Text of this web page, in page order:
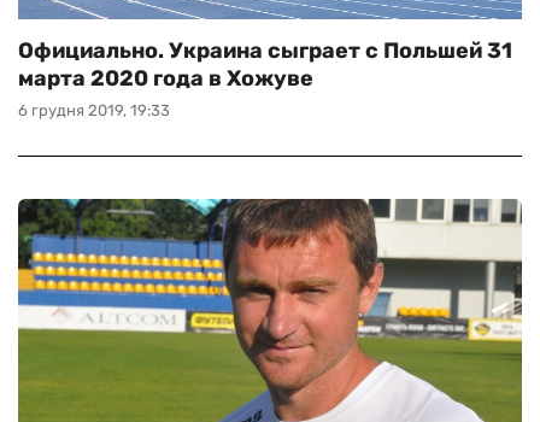
6 грудня 2019, 19:33
Официально. Украина сыграет с Польшей 31
марта 2020 года в Хожуве